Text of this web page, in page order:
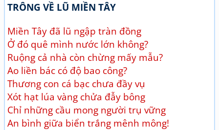
TRÔNG VỀ LŨ MIỀN TÂY
Miền Tây đã lũ ngập tràn đồng
Ở đó quê mình nước lớn không?
Ruộng cả nhà còn chừng mấy mẫu?
Ao liền bác có độ bao công?
Thương con cá bạc chưa đầy vụ
Xót hạt lúa vàng chửa đẫy bông
Chỉ những cầu mong người trụ vững
An bình giữa biển trắng mênh mông!